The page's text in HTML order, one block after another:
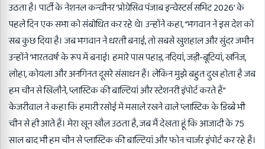
उठता है। पार्टी के नेशनल कन्वीनर ‘प्रोग्रेसिव पंजाब इन्वेस्टर्स समिट 2026’ के
पहले दिन एक सभा को संबोधित कर रहे थे। उन्होंने कहा, “भगवान ने इस देश को
सब कुछ दिया है। जब भगवान ने धरती बनाई, तो सबसे खुशहाल और सुंदर जमीन
उन्होंने ‘भारतवर्ष’ के रूप में बनाई। हमारे पास पहाड़, नदियां, जड़ी-बूटियां, खनिज,
लोहा, कोयला और अनगिनत दूसरे संसाधन हैं। लेकिन मुझे बहुत दुख होता है जब
हम चीन से खिलौने, प्लास्टिक की बाल्टियां और स्टेशनरी इंपोर्ट करते हैं”
केजरीवाल ने कहा कि हमारी रसोई में मसाले रखने वाले प्लास्टिक के डिब्बे भी
चीन से ही आते हैं। मेरा खून खौल उठता है, जब मैं देखता हूं कि आजादी के 75
साल बाद भी हम चीन से प्लास्टिक की बाल्टियां और फोन चार्जर इंपोर्ट कर रहे हैं।